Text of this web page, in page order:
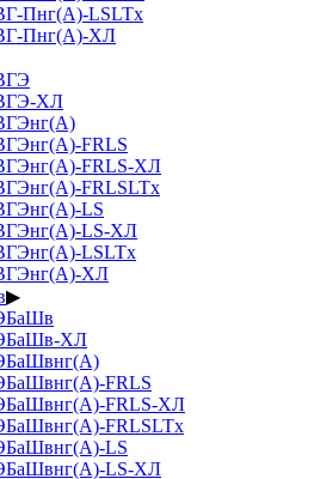
Пнг(А)-LSLTx
Пнг(А)-ХЛ
ХЛ
FRLS
FRLS-ХЛ
FRLSLTx
LS
LS-ХЛ
LSLTx
ХЛ
▶
ХЛ
FRLS
FRLS-ХЛ
FRLSLTx
LS
LS-ХЛ